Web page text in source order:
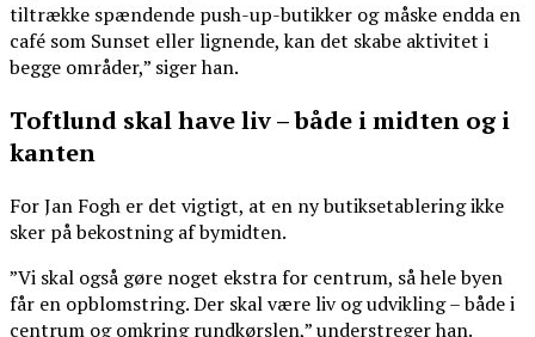
tiltrække spændende push-up-butikker og måske endda en
café som Sunset eller lignende, kan det skabe aktivitet i
begge områder,” siger han.
Toftlund skal have liv – både i midten og i
kanten
For Jan Fogh er det vigtigt, at en ny butiksetablering ikke
sker på bekostning af bymidten.
”Vi skal også gøre noget ekstra for centrum, så hele byen
får en opblomstring. Der skal være liv og udvikling – både i
centrum og omkring rundkørslen,” understreger han.